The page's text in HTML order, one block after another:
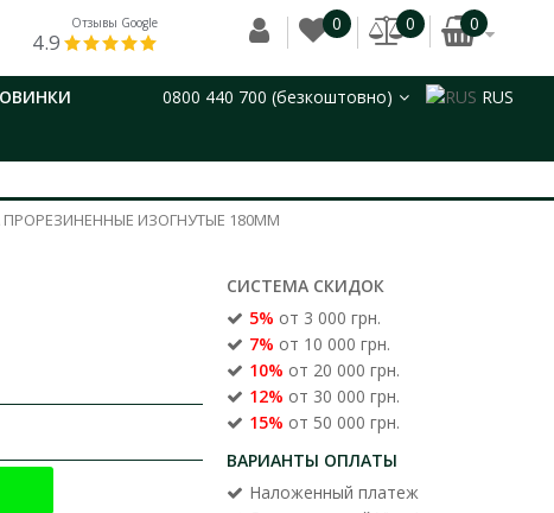
Отзывы Google
4.9
0 0 0
0800 440 700 (безкоштовно) RUS
ИЗОГНУТЫЕ 180ММ
СИСТЕМА СКИДОК
5% от 3 000 грн.
7% от 10 000 грн.
10% от 20 000 грн.
12% от 30 000 грн.
15% от 50 000 грн.
ВАРИАНТЫ ОПЛАТЫ
Наложенный платеж